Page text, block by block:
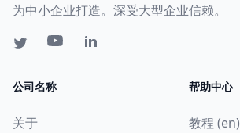
为中小企业打造。深受大型企业信赖。
公司名称
关于
帮助中心
教程 (en)